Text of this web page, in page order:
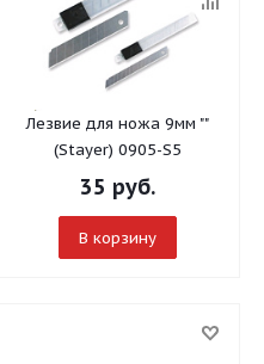
Лезвие для ножа 9мм ""
(Stayer) 0905-S5
35 руб.
В корзину